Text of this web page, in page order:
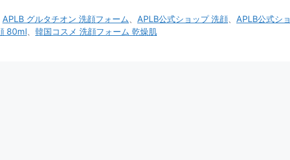
APLB グルタチオン 洗顔フォーム APLB公式ショップ 洗顔
APLB公式ショ
80ml 韓国コスメ 洗顔フォーム 乾燥肌